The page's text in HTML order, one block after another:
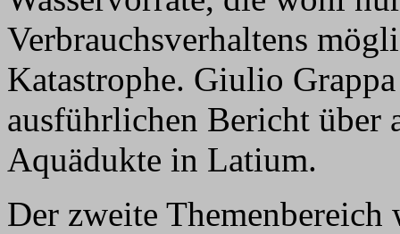
Verbrauchsverhaltens
Katastrophe. Giulio
ausführlichen Bericht über
Aquädukte in Latium.
Der zweite